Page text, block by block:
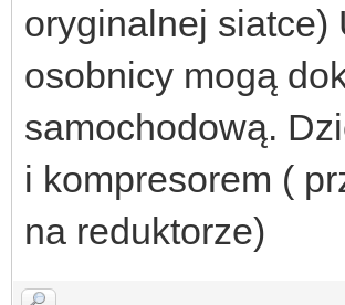
oryginalnej siatce)
osobnicy mogą
samochodową.
i kompresorem (
na reduktorze)